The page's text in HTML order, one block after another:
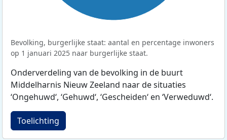
Bevolking, burgerlijke staat: aantal en percentage inwoners
op 1 januari 2025 naar burgerlijke staat.
Onderverdeling van de bevolking in de buurt
Middelharnis Nieuw Zeeland naar de situaties
‘Ongehuwd‘, ‘Gehuwd‘, ‘Gescheiden‘ en ‘Verweduwd‘.
Toelichting